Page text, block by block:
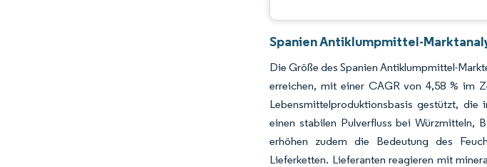
Spanien Antiklumpmittel-
Die Größe des Spanien Antiklumpmittel-
erreichen, mit einer CAGR von 4,58 % im
Lebensmittelproduktionsbasis gestützt, die
einen stabilen Pulverfluss bei Würzmitteln,
erhöhen zudem die Bedeutung des
Lieferketten. Lieferanten reagieren mit